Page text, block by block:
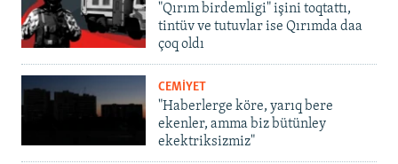
"Qırım birdemligi" işini toqtattı,
tintüv ve tutuvlar ise Qırımda daa
çoq oldı
CEMİYET
"Haberlerge köre, yarıq bere
ekenler, amma biz bütünley
ekektriksizmiz"